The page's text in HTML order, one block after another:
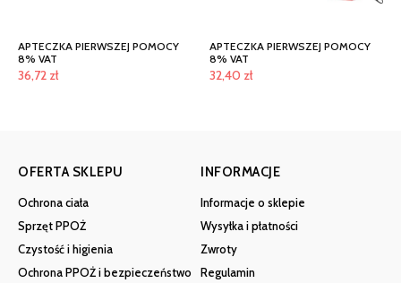
APTECZKA PIERWSZEJ POMOCY
8% VAT
36,72 zł
APTECZKA PIERWSZEJ POMOCY
8% VAT
32,40 zł
OFERTA SKLEPU
Ochrona ciała
Sprzęt PPOŻ
Czystość i higienia
Ochrona PPOŻ i bezpieczeństwo
INFORMACJE
Informacje o sklepie
Wysyłka i płatności
Zwroty
Regulamin